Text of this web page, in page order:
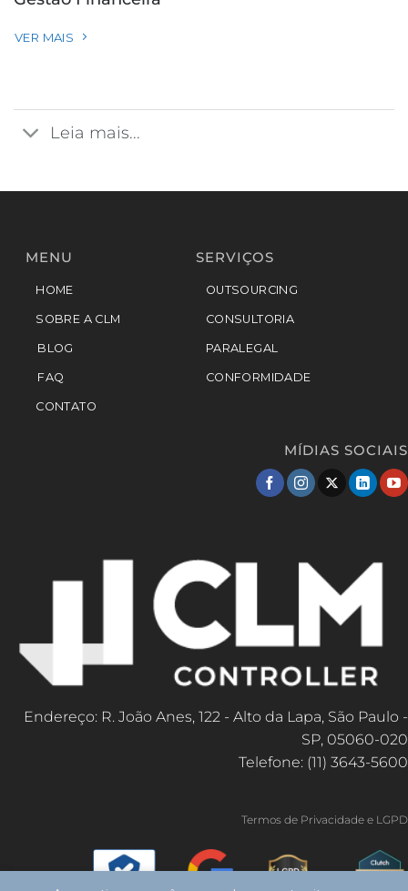
VER MAIS
Leia mais...
MENU
HOME
SOBRE A CLM
BLOG
FAQ
CONTATO
SERVIÇOS
OUTSOURCING
CONSULTORIA
PARALEGAL
CONFORMIDADE
MÍDIAS SOCIAIS
Endereço: R. João Anes, 122 - Alto da Lapa, São Paulo -
SP, 05060-020
Telefone: (11) 3643-5600
Termos de Privacidade e LGPD